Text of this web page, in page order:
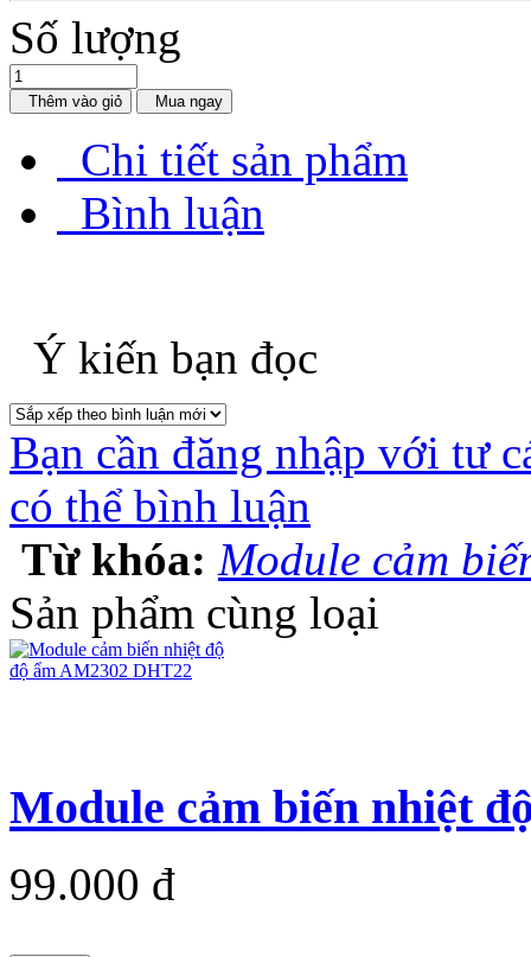
Số lượng
Thêm vào giỏ Mua ngay
Chi tiết sản phẩm
Bình luận
Ý kiến bạn đọc
Bạn cần đăng nhập với tư
có thể bình luận
Từ khóa: Module cảm
Sản phẩm cùng loại
Module cảm biến nhiệt
99.000 đ